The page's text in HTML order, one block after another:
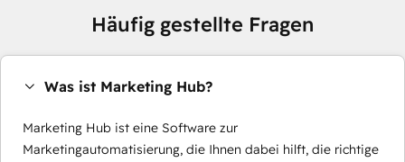
Häufig gestellte Fragen
Was ist Marketing Hub?
Marketing Hub ist eine Software zur
Marketingautomatisierung, die Ihnen dabei hilft, die richtige